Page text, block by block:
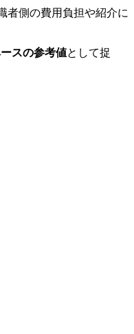
者側の費用負担や紹介に
スの参考値として捉